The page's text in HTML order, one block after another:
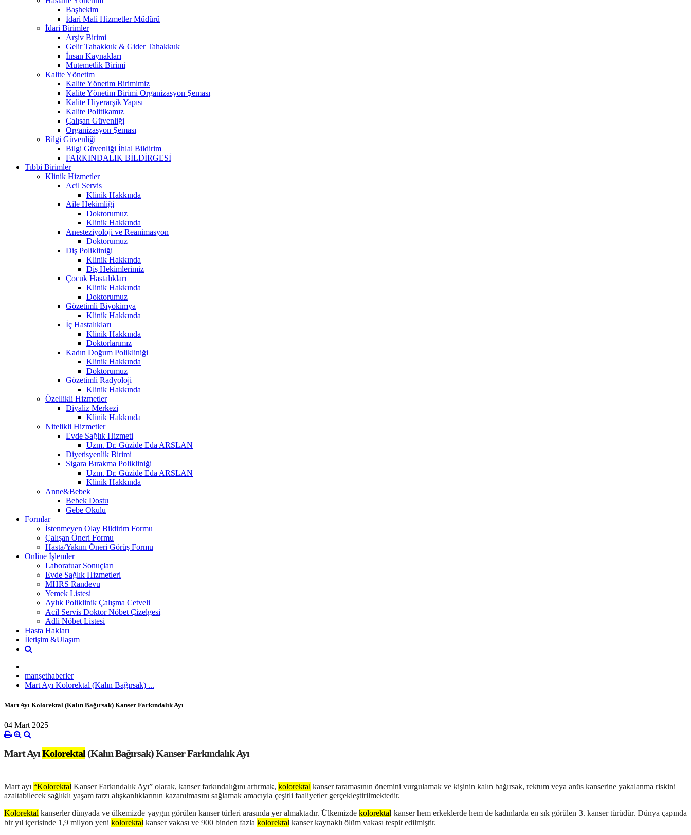
Başhekim
İdari Mali Hizmetler Müdürü
İdari Birimler
Arşiv Birimi
Gelir Tahakkuk & Gider Tahakkuk
İnsan Kaynakları
Mutemetlik Birimi
Kalite Yönetim
Kalite Yönetim Birimimiz
Kalite Yönetim Birimi Organizasyon Şeması
Kalite Hiyerarşik Yapısı
Kalite Politikamız
Çalışan Güvenliği
Organizasyon Şeması
Bilgi Güvenliği
Bilgi Güvenliği İhlal Bildirim
FARKINDALIK BİLDİRGESİ
Tıbbi Birimler
Klinik Hizmetler
Acil Servis
Klinik Hakkında
Aile Hekimliği
Doktorumuz
Klinik Hakkında
Anesteziyoloji ve Reanimasyon
Doktorumuz
Diş Polikliniği
Klinik Hakkında
Diş Hekimlerimiz
Çocuk Hastalıkları
Klinik Hakkında
Doktorumuz
Gözetimli Biyokimya
Klinik Hakkında
İç Hastalıkları
Klinik Hakkında
Doktorlarımız
Kadın Doğum Polikliniği
Klinik Hakkında
Doktorumuz
Gözetimli Radyoloji
Klinik Hakkında
Özellikli Hizmetler
Diyaliz Merkezi
Klinik Hakkında
Nitelikli Hizmetler
Evde Sağlık Hizmeti
Uzm. Dr. Güzide Eda ARSLAN
Diyetisyenlik Birimi
Sigara Bırakma Polikliniği
Uzm. Dr. Güzide Eda ARSLAN
Klinik Hakkında
Anne&Bebek
Bebek Dostu
Gebe Okulu
Formlar
İstenmeyen Olay Bildirim Formu
Çalışan Öneri Formu
Hasta/Yakını Öneri Görüş Formu
Online İşlemler
Laboratuar Sonuçları
Evde Sağlık Hizmetleri
MHRS Randevu
Yemek Listesi
Aylık Poliklinik Çalışma Cetveli
Acil Servis Doktor Nöbet Çizelgesi
Adli Nöbet Listesi
Hasta Hakları
İletişim &Ulaşım
manşethaberler
Mart Ayı Kolorektal (Kalın Bağırsak) ...
Mart Ayı Kolorektal (Kalın Bağırsak) Kanser Farkındalık Ayı
04 Mart 2025
Mart AyıKolorektal (Kalın Bağırsak) Kanser Farkındalık Ayı
Mart ayı “Kolorektal Kanser Farkındalık Ayı” olarak, kanser farkındalığını artırmak, kolorektal kanser taramasının önemini vurgulamak ve kişinin kalın bağırsak, rektum veya anüs kanserine yakalanma riskini
azaltabilecek sağlıklı yaşam tarzı alışkanlıklarının kazanılmasını sağlamak amacıyla çeşitli faaliyetler gerçekleştirilmektedir.
Kolorektal kanserler dünyada ve ülkemizde yaygın görülen kanser türleri arasında yer almaktadır. Ülkemizdekolorektal kanser hem erkeklerde hem de kadınlarda en sık görülen 3. kanser türüdür. Dünya çapında
bir yıl içerisinde 1,9 milyon yeni kolorektal kanser vakası ve 900 binden fazla kolorektal kanser kaynaklı ölüm vakası tespit edilmiştir.